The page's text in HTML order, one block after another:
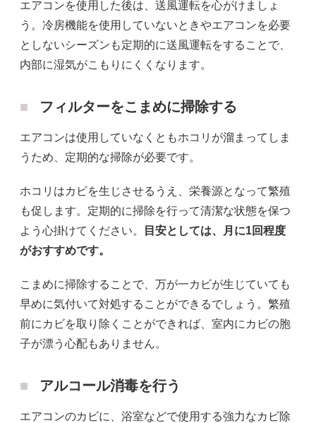
エアコンを使用した後は、送風運転を心がけましょ
う。冷房機能を使用していないときやエアコンを必要
としないシーズンも定期的に送風運転をすることで、
内部に湿気がこもりにくくなります。
フィルターをこまめに掃除する
エアコンは使用していなくともホコリが溜まってしま
うため、定期的な掃除が必要です。
ホコリはカビを生じさせるうえ、栄養源となって繁殖
も促します。定期的に掃除を行って清潔な状態を保つ
よう心掛けてください。
目安としては、月に1回程度
がおすすめです。
こまめに掃除することで、万が一カビが生じていても
早めに気付いて対処することができるでしょう。繁殖
前にカビを取り除くことができれば、室内にカビの胞
子が漂う心配もありません。
アルコール消毒を行う
エアコンのカビに、浴室などで使用する強力なカビ除